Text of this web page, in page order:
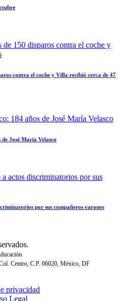
contra el coche y Villa recibió cerca de 47
José María Velasco
por sus compañeros varones
Centro, C.P. 06020, México, DF
privacidad
Legal